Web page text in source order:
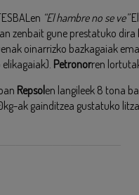
“El hambre no se ve”
zenbait gune prestatuko dira
oinarrizko bazkagaiak
Petronorren
Repsolen langileek 8 tona
ak gainditzea gustatuko